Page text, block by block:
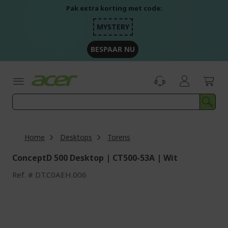
Pak extra korting met code:
MYSTERY
BESPAAR NU
Home Desktops Torens
ConceptD 500 Desktop | CT500-53A | Wit
Ref. DT.C0AEH.006